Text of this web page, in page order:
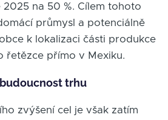
na 50 %. Cílem tohoto
průmysl a potenciálně
k lokalizaci části produkce
řetězce přímo v Mexiku.
trhu
zvýšení cel je však zatím